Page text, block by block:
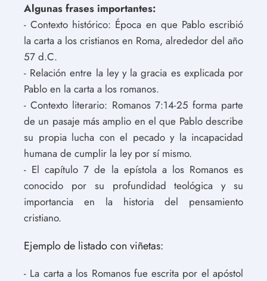
Algunas frases importantes:
- Contexto histórico: Época en que Pablo escribió
la carta a los cristianos en Roma, alrededor del año
57 d.C.
- Relación entre la ley y la gracia es explicada por
Pablo en la carta a los romanos.
- Contexto literario: Romanos 7:14-25 forma parte
de un pasaje más amplio en el que Pablo describe
su propia lucha con el pecado y la incapacidad
humana de cumplir la ley por sí mismo.
- El capítulo 7 de la epístola a los Romanos es
conocido por su profundidad teológica y su
importancia en la historia del pensamiento
cristiano.
Ejemplo de listado con viñetas:
- La carta a los Romanos fue escrita por el apóstol